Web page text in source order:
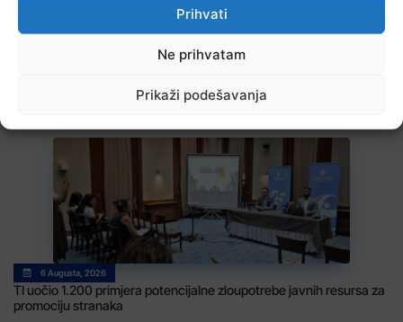
Prihvati
Ne prihvatam
Prikaži podešavanja
U BiH nema slučajeva ciklosporijaze, epidemija i dalje traje u SAD-
6 Augusta, 2026
TI uočio 1.200 primjera potencijalne zloupotrebe javnih resursa za
promociju stranaka